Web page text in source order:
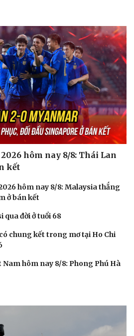
2026 hôm nay 8/8: Thái Lan
kết
hôm nay 8/8: Malaysia thắng
ở bán kết
qua đời ở tuổi 68
chung kết trong mơ tại Ho Chi
Nam hôm nay 8/8: Phong Phú Hà